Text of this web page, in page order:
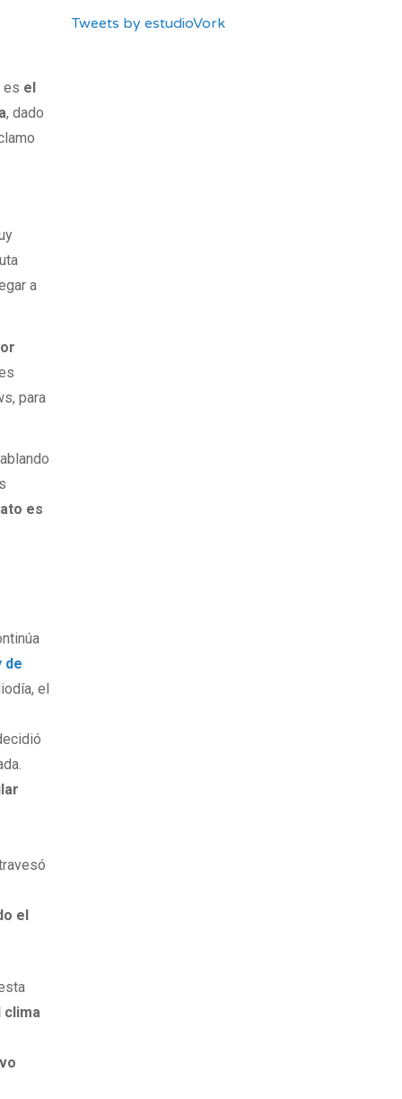
es el
, dado
a
para
es
de
el
el
clima
Tweets by estudioVork